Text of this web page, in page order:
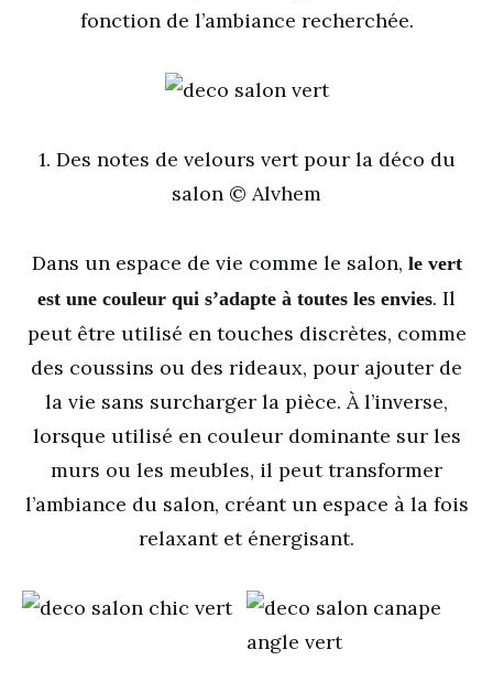
fonction de l’ambiance recherchée.
1. Des notes de velours vert pour la déco du
salon © Alvhem
Dans un espace de vie comme le salon, le vert
est une couleur qui s’adapte à toutes les envies. Il
peut être utilisé en touches discrètes, comme
des coussins ou des rideaux, pour ajouter de
la vie sans surcharger la pièce. À l’inverse,
lorsque utilisé en couleur dominante sur les
murs ou les meubles, il peut transformer
l’ambiance du salon, créant un espace à la fois
relaxant et énergisant.